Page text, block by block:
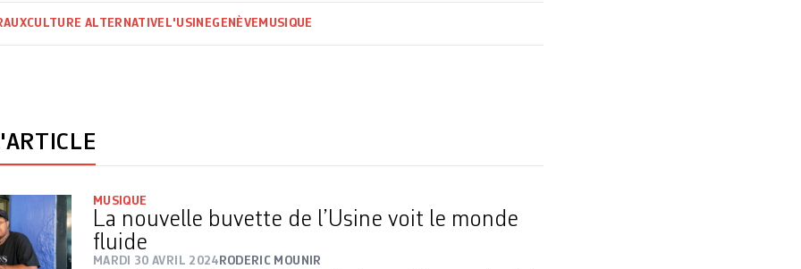
CULTURE ALTERNATIVE L'USINEGENÈVE MUSIQUE
MUSIQUE
La nouvelle buvette de l’Usine voit le monde
fluide
MARDI 30 AVRIL 2024 RODERIC MOUNIR